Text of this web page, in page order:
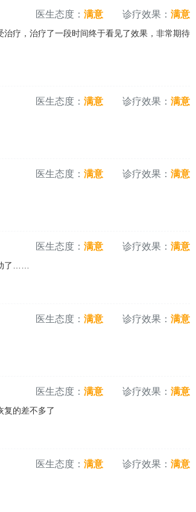
医生态度： 满意 诊疗效果： 满意
疗，治疗了一段时间终于看见了效果，非常期待
医生态度： 满意 诊疗效果： 满意
医生态度： 满意 诊疗效果： 满意
医生态度： 满意 诊疗效果： 满意
了……
医生态度： 满意 诊疗效果： 满意
医生态度： 满意 诊疗效果： 满意
复的差不多了
医生态度： 满意 诊疗效果： 满意